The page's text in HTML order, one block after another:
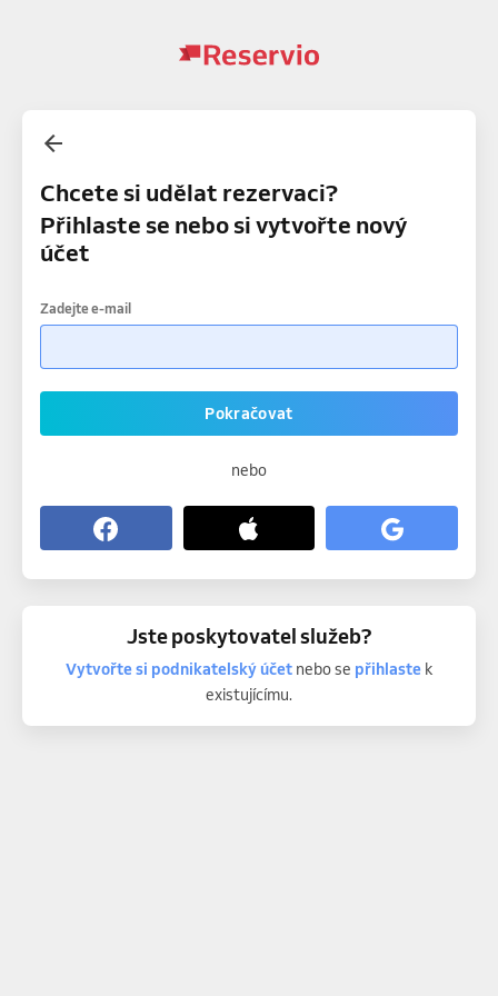
Chcete si udělat rezervaci?
Přihlaste se nebo si vytvořte nový
účet
Zadejte e-mail
Pokračovat
nebo
Jste poskytovatel služeb?
Vytvořte si podnikatelský účetnebo se přihlastek
existujícímu.